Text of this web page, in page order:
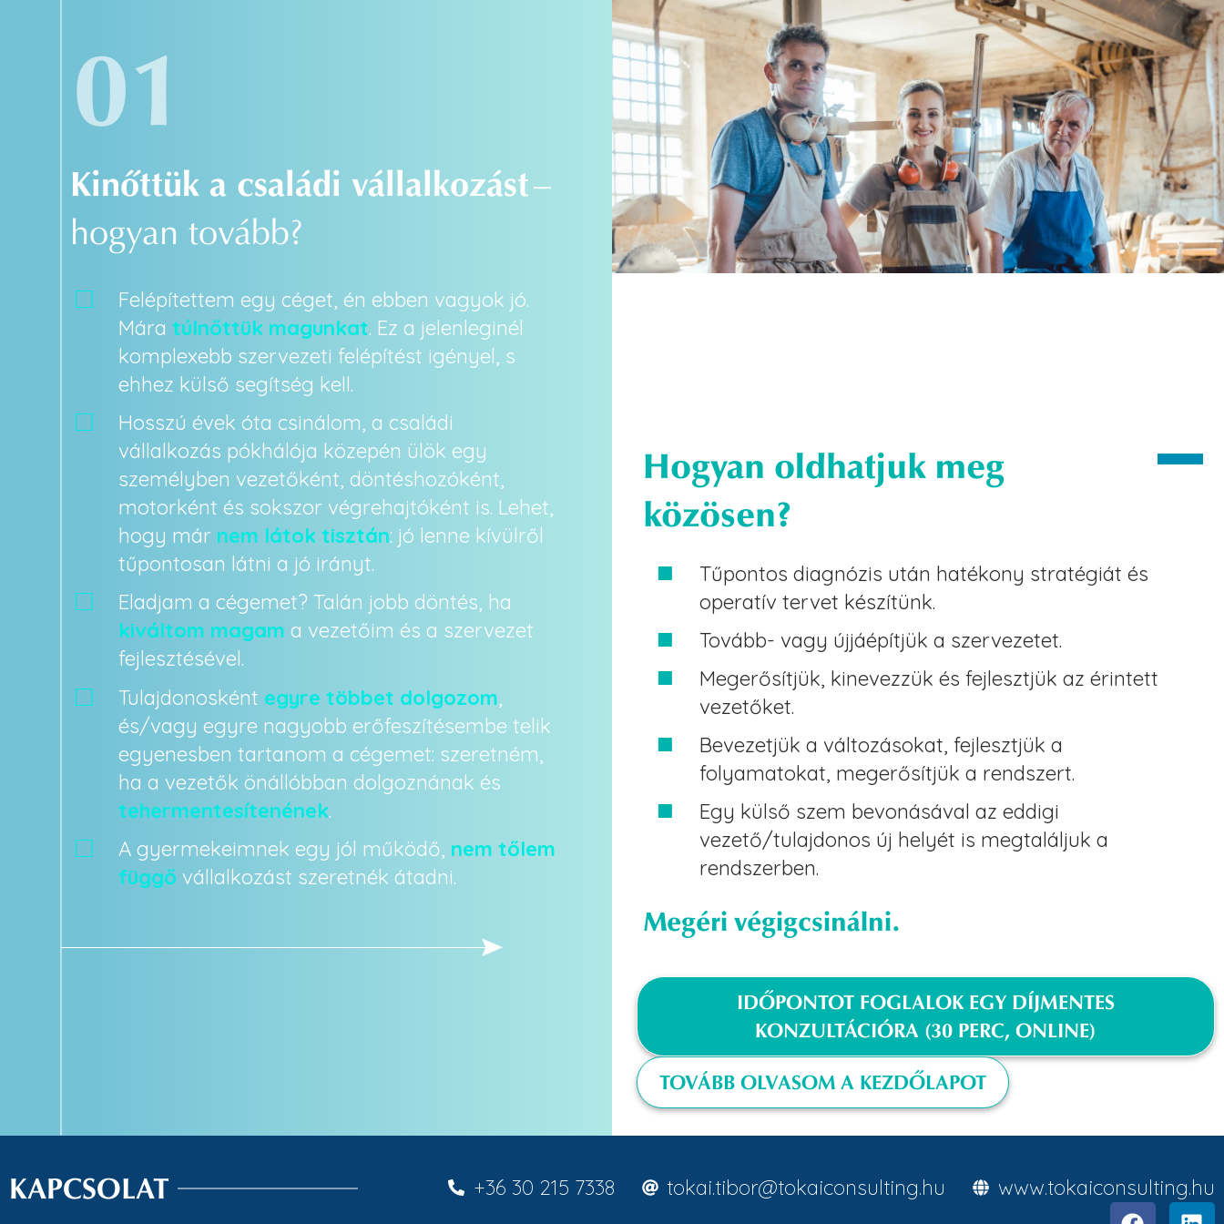
01
Kinőttük a családi vállalkozást–
hogyan tovább?
Felépítettem egy céget, én ebben vagyok jó.
Mára túlnőttük magunkat. Ez a jelenleginél
komplexebb szervezeti felépítést igényel, s
ehhez külső segítség kell.
Hosszú évek óta csinálom, a családi
vállalkozás pókhálója közepén ülök egy
személyben vezetőként, döntéshozóként,
motorként és sokszor végrehajtóként is. Lehet,
hogy már nem látok tisztán: jó lenne kívülről
tűpontosan látni a jó irányt.
Eladjam a cégemet? Talán jobb döntés, ha
kiváltom magam a vezetőim és a szervezet
fejlesztésével.
Tulajdonosként egyre többet dolgozom
és/vagy egyre nagyobb erőfeszítésembe telik
egyenesben tartanom a cégemet: szeretném,
ha a vezetők önállóbban dolgoznának és
tehermentesítenének.
A gyermekeimnek egy jól működő, nem tőlem
függő vállalkozást szeretnék átadni.
Hogyan oldhatjuk meg
közösen?
Tűpontos diagnózis után hatékony stratégiát és
operatív tervet készítünk.
Tovább- vagy újjáépítjük a szervezetet.
Megerősítjük, kinevezzük és fejlesztjük az érintett
vezetőket.
Bevezetjük a változásokat, fejlesztjük a
folyamatokat, megerősítjük a rendszert.
Egy külső szem bevonásával az eddigi
vezető/tulajdonos új helyét is megtaláljuk a
rendszerben.
Megéri végigcsinálni.
IDŐPONTOT FOGLALOK EGY DÍJMENTES
KONZULTÁCIÓRA (30 PERC, ONLINE)
TOVÁBB OLVASOM A KEZDŐLAPOT
KAPCSOLAT +36 30 215 7338 tokai.tibor@tokaiconsulting.hu www.tokaiconsulting.hu